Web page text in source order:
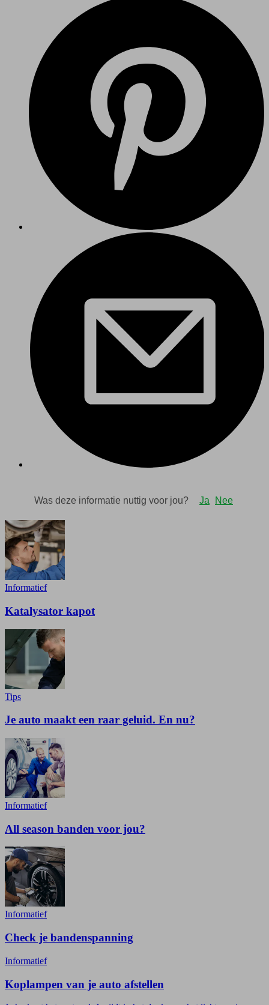
Informatief
Katalysator kapot
Tips
Je auto maakt een raar geluid. En nu?
Informatief
All season banden voor jou?
Informatief
Check je bandenspanning
Informatief
Koplampen van je auto afstellen